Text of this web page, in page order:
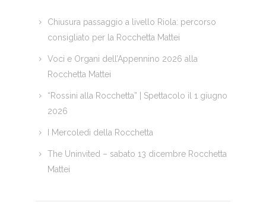
Chiusura passaggio a livello Riola: percorso
consigliato per la Rocchetta Mattei
Voci e Organi dell’Appennino 2026 alla
Rocchetta Mattei
“Rossini alla Rocchetta” | Spettacolo il 1 giugno
2026
I Mercoledì della Rocchetta
The Uninvited – sabato 13 dicembre Rocchetta
Mattei